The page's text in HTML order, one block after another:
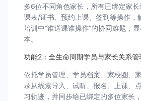
多6位不同角色家长，所有已绑定家
课表/证书、预约上课、签到等操作，
培训中“谁送课谁操作”的协同难题，
本。
功能2：全生命周期学员与家长关系管
依托学员管理、学员档案、家校圈、
录从线索导入、试听、报名、上课、
习轨迹，并同步给已绑定的多位家长